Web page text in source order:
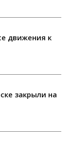
движения к
закрыли на